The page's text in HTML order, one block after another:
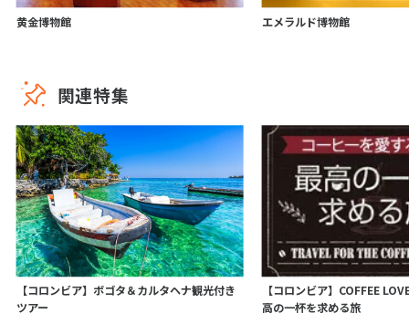
黄金博物館 エメラルド博物館
関連特集
【コロンビア】ボゴタ＆カルタヘナ観光付き
ツアー
【コロンビア】COFFEE
高の一杯を求める旅